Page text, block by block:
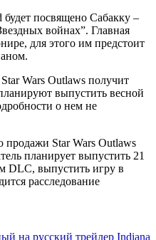
посвящено Сабакку –
войнах”. Главная
для этого им предстоит
Wars Outlaws получит
выпустить весной
о нем не
продажи Star Wars Outlaws
планирует выпустить 21
DLC, выпустить игру в
расследование
на русский трейлер Indiana